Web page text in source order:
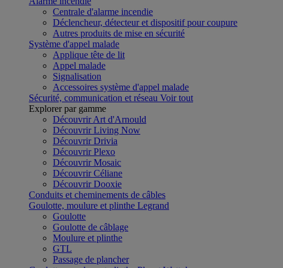
Centrale d'alarme incendie
Déclencheur, détecteur et dispositif pour coupure
Autres produits de mise en sécurité
Système d'appel malade
Applique tête de lit
Appel malade
Signalisation
Accessoires système d'appel malade
Sécurité, communication et réseau Voir tout
Explorer par gamme
Découvrir Art d'Arnould
Découvrir Living Now
Découvrir Drivia
Découvrir Plexo
Découvrir Mosaic
Découvrir Céliane
Découvrir Dooxie
Conduits et cheminements de câbles
Goulotte, moulure et plinthe Legrand
Goulotte
Goulotte de câblage
Moulure et plinthe
GTL
Passage de plancher